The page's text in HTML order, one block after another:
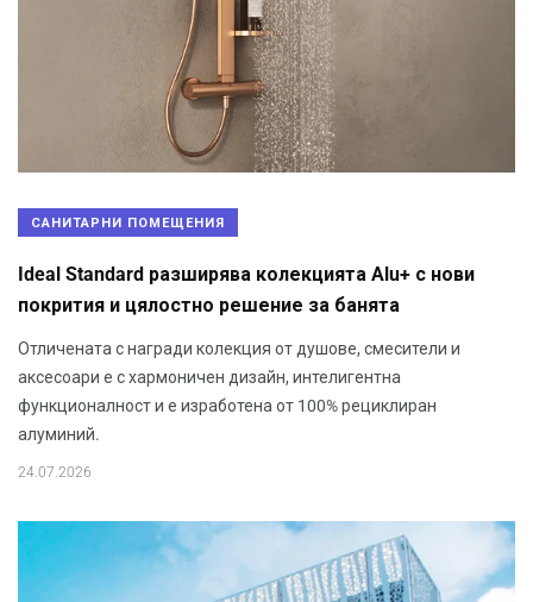
САНИТАРНИ ПОМЕЩЕНИЯ
Ideal Standard разширява колекцията Alu+ с нови
покрития и цялостно решение за банята
Отличената с награди колекция от душове, смесители и
аксесоари е с хармоничен дизайн, интелигентна
функционалност и е изработена от 100% рециклиран
алуминий.
24.07.2026